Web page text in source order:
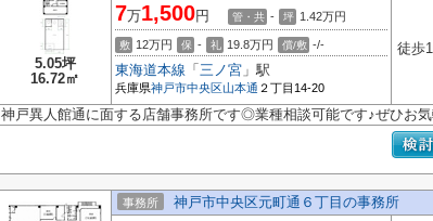
5.05坪
16.72㎡
7万1,500円 管・共 - 坪 1.42万円
敷 12万円 保 - 礼 19.8万円 償/敷 -/-
東海道本線 「 三ノ宮 」駅
兵庫県神戸市中央区山本通 ２丁目14-20
徒歩
神戸異人館通に面する店舗事務所です◎業種相談可能です♪ぜひお
事務所 神戸市中央区元町通６丁目の事務所